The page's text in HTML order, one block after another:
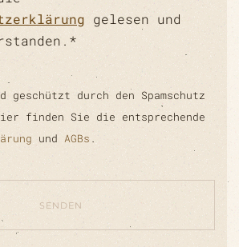
gelesen und
geschützt durch den Spamschutz
finden Sie die entsprechende
und AGBs
SENDEN